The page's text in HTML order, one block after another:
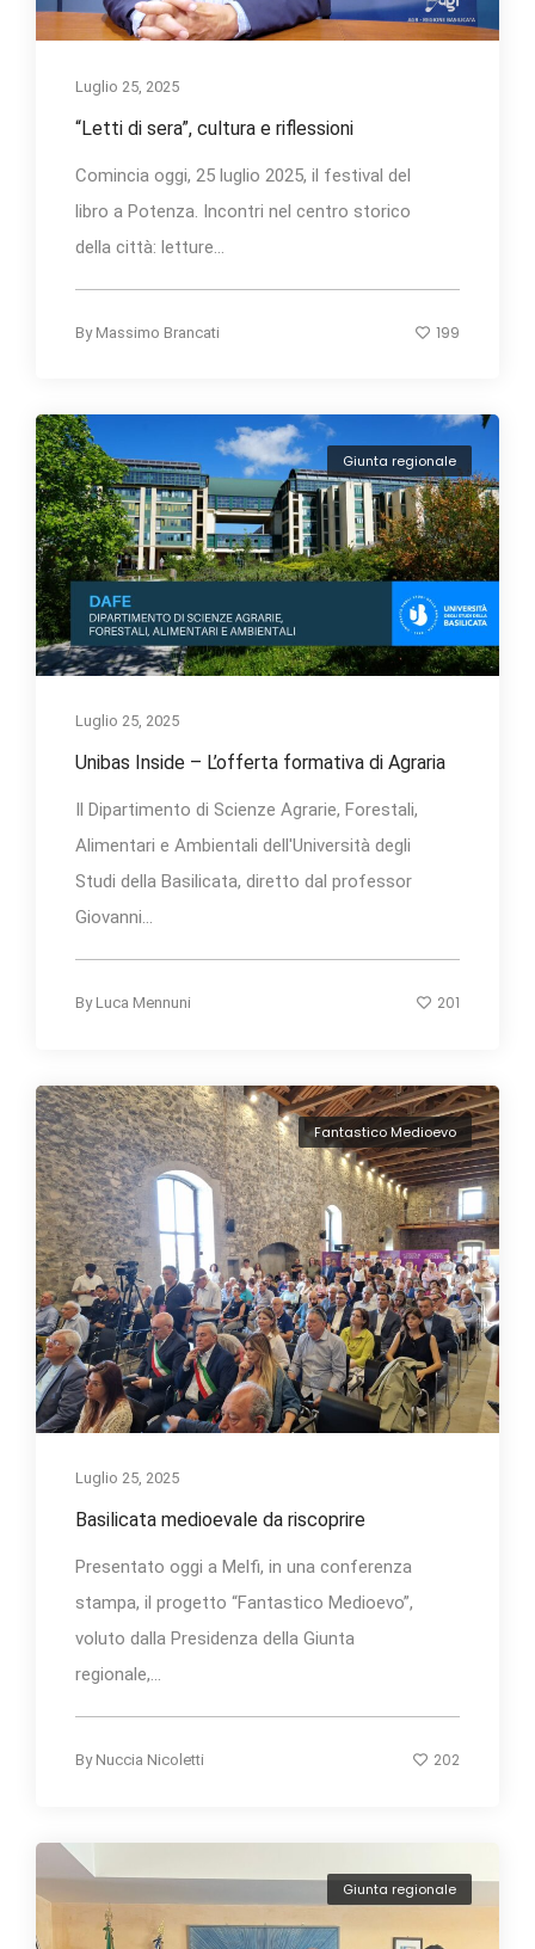
Luglio 25, 2025
“Letti di sera”, cultura e riflessioni
Comincia oggi, 25 luglio 2025, il festival del
libro a Potenza. Incontri nel centro storico
della città: letture...
By Massimo Brancati 199
Giunta regionale
Luglio 25, 2025
Unibas Inside – L’offerta formativa di Agraria
Il Dipartimento di Scienze Agrarie, Forestali,
Alimentari e Ambientali dell'Università degli
Studi della Basilicata, diretto dal professor
Giovanni...
By Luca Mennuni 201
Fantastico Medioevo
Luglio 25, 2025
Basilicata medioevale da riscoprire
Presentato oggi a Melfi, in una conferenza
stampa, il progetto “Fantastico Medioevo”,
voluto dalla Presidenza della Giunta
regionale,...
By Nuccia Nicoletti 202
Giunta regionale